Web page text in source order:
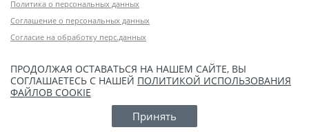
Политика о персональных данных
Соглашение о персональных данных
Согласие на обработку перс.данных
ПРОДОЛЖАЯ ОСТАВАТЬСЯ НА НАШЕМ САЙТЕ, ВЫ
СОГЛАШАЕТЕСЬ С НАШЕЙ ПОЛИТИКОЙ ИСПОЛЬЗОВАНИЯ
ФАЙЛОВ COOKIE
Принять